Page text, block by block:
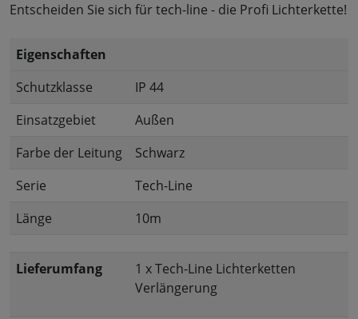
Entscheiden Sie sich für tech-line - die Profi Lichterkette!
Eigenschaften
Schutzklasse
IP 44
Einsatzgebiet
Außen
Farbe der Leitung
Schwarz
Serie
Tech-Line
Länge
10m
Lieferumfang
1 x Tech-Line Lichterketten
Verlängerung